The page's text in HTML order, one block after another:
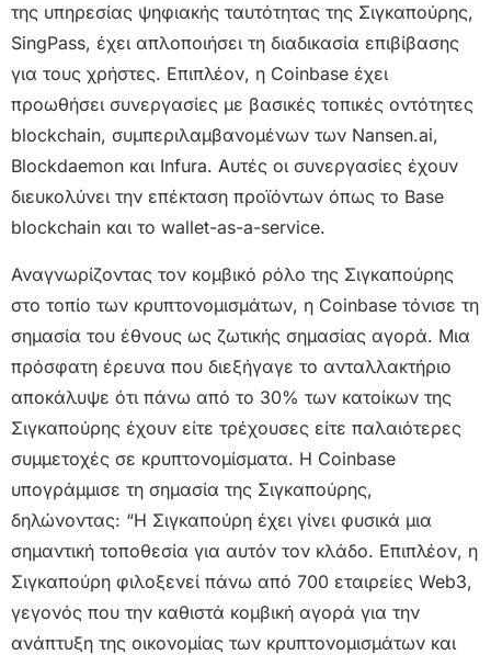
της υπηρεσίας ψηφιακής ταυτότητας της Σιγκαπούρης,
SingPass, έχει απλοποιήσει τη διαδικασία επιβίβασης
για τους χρήστες. Επιπλέον, η Coinbase έχει
προωθήσει συνεργασίες με βασικές τοπικές οντότητες
blockchain, συμπεριλαμβανομένων των Nansen.ai,
Blockdaemon και Infura. Αυτές οι συνεργασίες έχουν
διευκολύνει την επέκταση προϊόντων όπως το Base
blockchain και το wallet-as-a-service.
Αναγνωρίζοντας τον κομβικό ρόλο της Σιγκαπούρης
στο τοπίο των κρυπτονομισμάτων, η Coinbase τόνισε τη
σημασία του έθνους ως ζωτικής σημασίας αγορά. Μια
πρόσφατη έρευνα που διεξήγαγε το ανταλλακτήριο
αποκάλυψε ότι πάνω από το 30% των κατοίκων της
Σιγκαπούρης έχουν είτε τρέχουσες είτε παλαιότερες
συμμετοχές σε κρυπτονομίσματα. Η Coinbase
υπογράμμισε τη σημασία της Σιγκαπούρης,
δηλώνοντας: “Η Σιγκαπούρη έχει γίνει φυσικά μια
σημαντική τοποθεσία για αυτόν τον κλάδο. Επιπλέον, η
Σιγκαπούρη φιλοξενεί πάνω από 700 εταιρείες Web3,
γεγονός που την καθιστά κομβική αγορά για την
ανάπτυξη της οικονομίας των κρυπτονομισμάτων και